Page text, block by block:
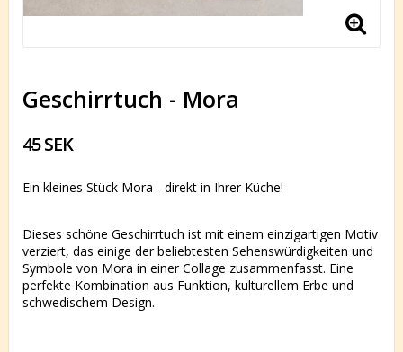
Geschirrtuch - Mora
45 SEK
Ein kleines Stück Mora - direkt in Ihrer Küche!
Dieses schöne Geschirrtuch ist mit einem einzigartigen Motiv
verziert, das einige der beliebtesten Sehenswürdigkeiten und
Symbole von Mora in einer Collage zusammenfasst. Eine
perfekte Kombination aus Funktion, kulturellem Erbe und
schwedischem Design.